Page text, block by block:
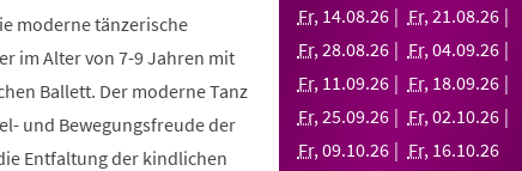
Tab)
Fr, 14.08.26 Fr,21.08.26
Fr,28.08.26 Fr,04.09.26
Fr, 11.09.26 Fr, 18.09.26
Fr,25.09.26 Fr,02.10.26
Fr,09.10.26 Fr, 16.10.26
moderne tänzerische
im Alter von 7-9 Jahren mit
Ballett. Der moderne Tanz
und Bewegungsfreude der
Entfaltung der kindlichen